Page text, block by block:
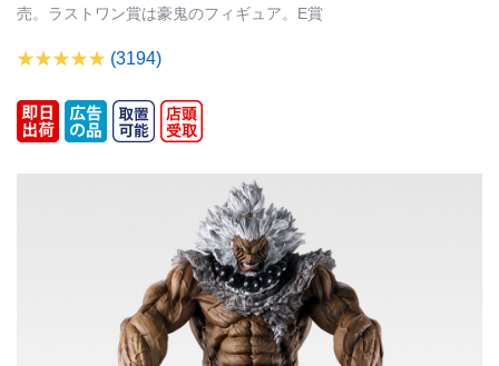
売。ラストワン賞は豪鬼のフィギュア。E賞
(3194)